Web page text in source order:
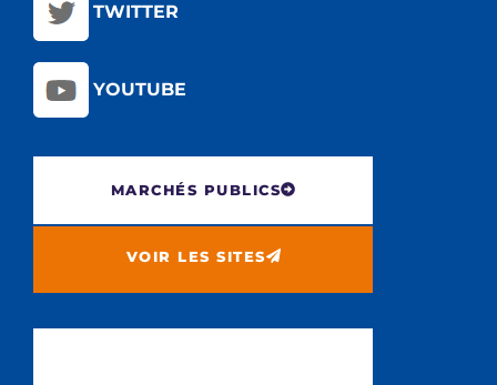
TWITTER
YOUTUBE
MARCHÉS PUBLICS
VOIR LES SITES